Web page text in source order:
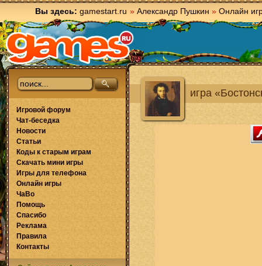
Вы здесь: gamestart.ru » Александр Пушкин » Онлайн
игра
Игровой форум
Чат-беседка
Новости
Статьи
Коды к старым играм
Скачать мини игры
Игры для телефона
Онлайн игры
ЧаВо
Помощь
Спасибо
Реклама
Правила
Контакты